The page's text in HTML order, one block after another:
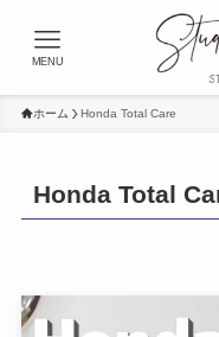
MENU
ホーム Honda Total Care
Honda Total